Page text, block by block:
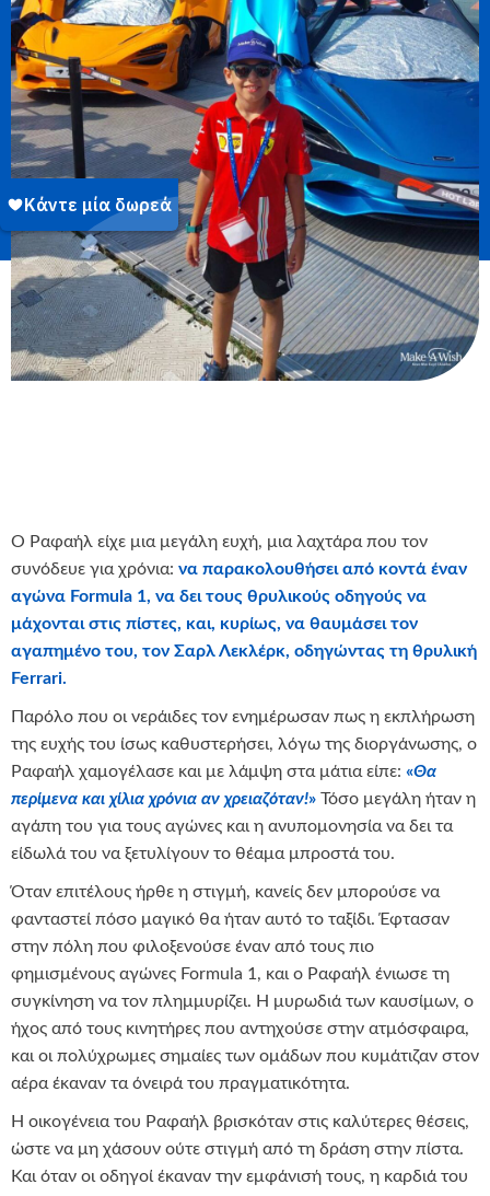
Ο Ραφαήλ είχε μια μεγάλη ευχή, μια λαχτάρα που τον
συνόδευε για χρόνια: να παρακολουθήσει από κοντά έναν
αγώνα Formula 1, να δει τους θρυλικούς οδηγούς να
μάχονται στις πίστες, και, κυρίως, να θαυμάσει τον
αγαπημένο του, τον Σαρλ Λεκλέρκ, οδηγώντας τη θρυλική
Ferrari.
Παρόλο που οι νεράιδες τον ενημέρωσαν πως η εκπλήρωση
της ευχής του ίσως καθυστερήσει, λόγω της διοργάνωσης, ο
Ραφαήλ χαμογέλασε και με λάμψη στα μάτια είπε: «Θα
περίμενα και χίλια χρόνια αν χρειαζόταν!» Τόσο μεγάλη ήταν η
αγάπη του για τους αγώνες και η ανυπομονησία να δει τα
είδωλά του να ξετυλίγουν το θέαμα μπροστά του.
Όταν επιτέλους ήρθε η στιγμή, κανείς δεν μπορούσε να
φανταστεί πόσο μαγικό θα ήταν αυτό το ταξίδι. Έφτασαν
στην πόλη που φιλοξενούσε έναν από τους πιο
φημισμένους αγώνες Formula 1, και ο Ραφαήλ ένιωσε τη
συγκίνηση να τον πλημμυρίζει. Η μυρωδιά των καυσίμων, ο
ήχος από τους κινητήρες που αντηχούσε στην ατμόσφαιρα,
και οι πολύχρωμες σημαίες των ομάδων που κυμάτιζαν στον
αέρα έκαναν τα όνειρά του πραγματικότητα.
Η οικογένεια του Ραφαήλ βρισκόταν στις καλύτερες θέσεις,
ώστε να μη χάσουν ούτε στιγμή από τη δράση στην πίστα.
Και όταν οι οδηγοί έκαναν την εμφάνισή τους, η καρδιά του